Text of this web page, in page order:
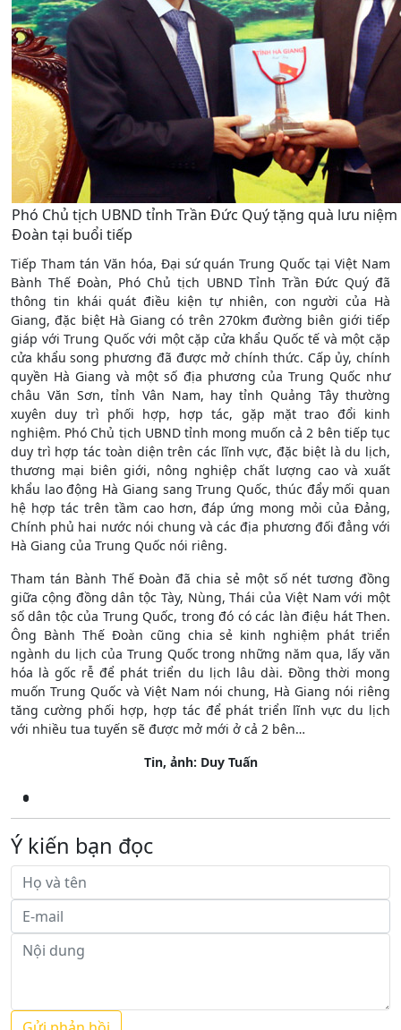
Phó Chủ tịch UBND tỉnh Trần Đức Quý tặng quà lưu
Đoàn tại buổi tiếp
Tiếp Tham tán Văn hóa, Đại sứ quán Trung Quốc tại Việt Nam
Bành Thế Đoàn, Phó Chủ tịch UBND Tỉnh Trần Đức Quý đã
thông tin khái quát điều kiện tự nhiên, con người của Hà
Giang, đặc biệt Hà Giang có trên 270km đường biên giới tiếp
giáp với Trung Quốc với một cặp cửa khẩu Quốc tế và một cặp
cửa khẩu song phương đã được mở chính thức. Cấp ủy, chính
quyền Hà Giang và một số địa phương của Trung Quốc như
châu Văn Sơn, tỉnh Vân Nam, hay tỉnh Quảng Tây thường
xuyên duy trì phối hợp, hợp tác, gặp mặt trao đổi kinh
nghiệm. Phó Chủ tịch UBND tỉnh mong muốn cả 2 bên tiếp tục
duy trì hợp tác toàn diện trên các lĩnh vực, đặc biệt là du lịch,
thương mại biên giới, nông nghiệp chất lượng cao và xuất
khẩu lao động Hà Giang sang Trung Quốc, thúc đẩy mối quan
hệ hợp tác trên tầm cao hơn, đáp ứng mong mỏi của Đảng,
Chính phủ hai nước nói chung và các địa phương đối đẳng với
Hà Giang của Trung Quốc nói riêng.
Tham tán Bành Thế Đoàn đã chia sẻ một số nét tương đồng
giữa cộng đồng dân tộc Tày, Nùng, Thái của Việt Nam với một
số dân tộc của Trung Quốc, trong đó có các làn điệu hát Then.
Ông Bành Thế Đoàn cũng chia sẻ kinh nghiệm phát triển
ngành du lịch của Trung Quốc trong những năm qua, lấy văn
hóa là gốc rễ để phát triển du lịch lâu dài. Đồng thời mong
muốn Trung Quốc và Việt Nam nói chung, Hà Giang nói riêng
tăng cường phối hợp, hợp tác để phát triển lĩnh vực du lịch
với nhiều tua tuyến sẽ được mở mới ở cả 2 bên…
Tin, ảnh: Duy Tuấn
Ý kiến bạn đọc